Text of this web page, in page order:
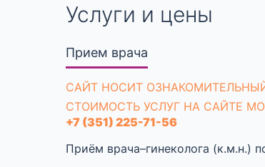
Услуги и цены
Прием врача
CАЙТ НОСИТ
СТОИМОСТЬ УСЛУГ НА САЙТЕ
+7 (351) 225-71-56
Приём врача–гинеколога (к.м.н.)